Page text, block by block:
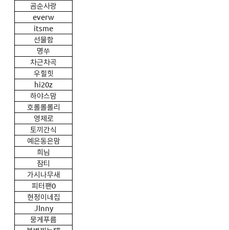
곰순사랑
everw
itsme
선물함
명쑤
차근차곡
우힐힛
hi20z
하야스맘
호롤롤롤리
영제로
토끼간식
예은동은맘
희님
잠티
가시나무새
피터팬0
현정이네집
JInny
뭉게푸름